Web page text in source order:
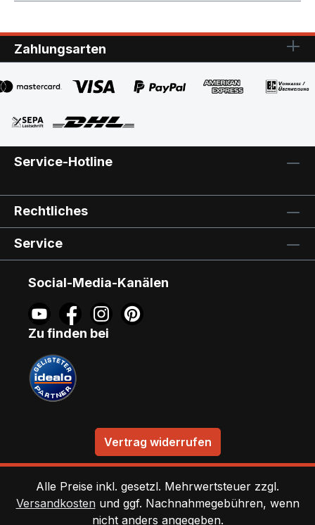
Zahlungsarten
Service-Hotline
Rechtliches
Service
Social-Media-Kanälen
Zu finden bei
Vertrag widerrufen
Alle Preise inkl. gesetzl. Mehrwertsteuer zzgl.
Versandkosten und ggf. Nachnahmegebühren, wenn
nicht anders angegeben.